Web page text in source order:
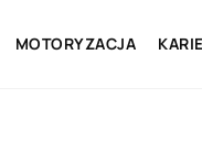
MOTORYZACJA